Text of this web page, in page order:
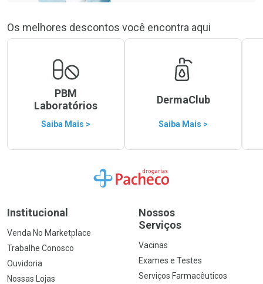
Os melhores descontos você encontra aqui
PBM
Laboratórios
Saiba Mais >
DermaClub
Saiba Mais >
Ir para a Home
Institucional
Venda No Marketplace
Trabalhe Conosco
Ouvidoria
Nossas Lojas
Nossos
Serviços
Vacinas
Exames e Testes
Serviços Farmacêuticos